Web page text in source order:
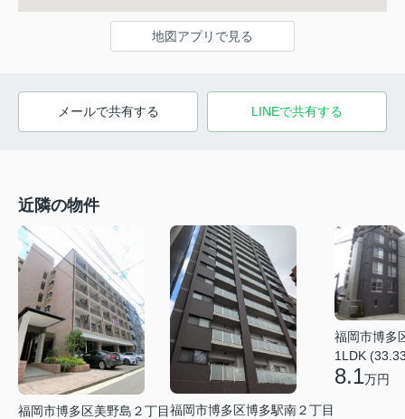
地図アプリで見る
メールで共有する LINEで共有する
近隣の物件
福岡市博多区美野島２丁目福岡市博多区博多駅南２丁目
福岡市博多
1LDK
8.1万円